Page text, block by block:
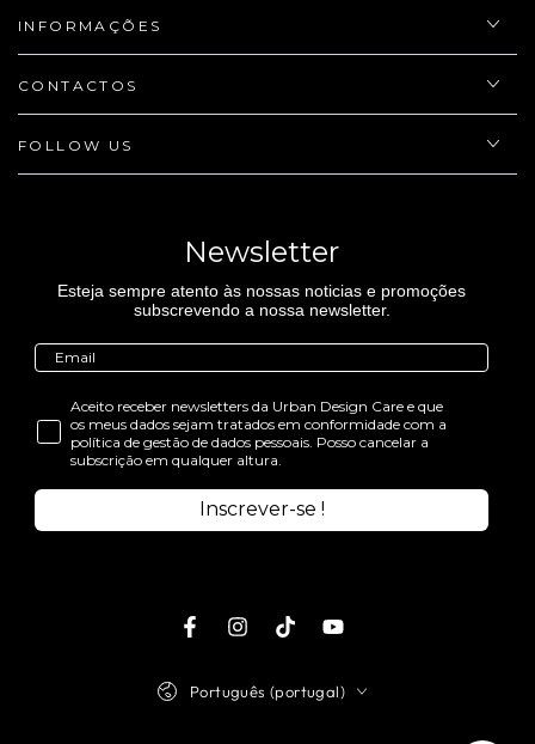
INFORMAÇÕES
CONTACTOS
FOLLOW US
Newsletter
Esteja sempre atento às nossas noticias e promoções
subscrevendo a nossa newsletter.
Aceito receber newsletters da Urban Design Care e que
os meus dados sejam tratados em conformidade com a
política de gestão de dados pessoais. Posso cancelar a
subscrição em qualquer altura.
Inscrever-se !
FacebookInstagramTikTokYoutube
Português (portugal)